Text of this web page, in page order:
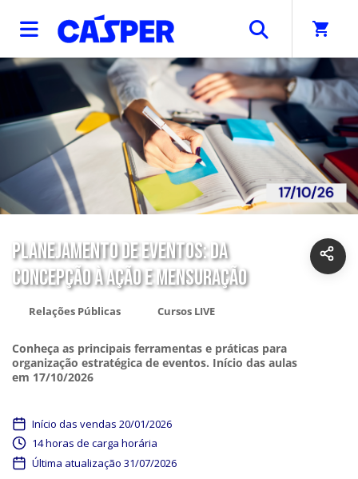
shopping_cart
PLANEJAMENTO DE EVENTOS: DA
CONCEPÇÃO À AÇÃO E MENSURAÇÃO
Conheça as principais ferramentas e práticas para
organização estratégica de eventos. Início das aulas
em 17/10/2026
Relações Públicas Cursos LIVE
Início das vendas 20/01/2026
14 horas de carga horária
Última atualização 31/07/2026